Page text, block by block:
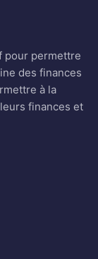
pour permettre
des finances
à la
finances et